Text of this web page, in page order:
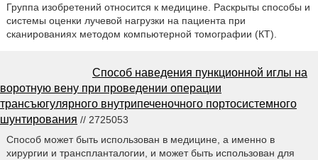
Группа изобретений относится к медицине. Раскрыты способы и
системы оценки лучевой нагрузки на пациента при
сканированиях методом компьютерной томографии (КТ).
Способ наведения пункционной иглы на
воротную вену при проведении операции
трансъюгулярного внутрипеченочного портосистемного
шунтирования // 2725053
Способ может быть использован в медицине, а именно в
хирургии и транспланталогии, и может быть использован для